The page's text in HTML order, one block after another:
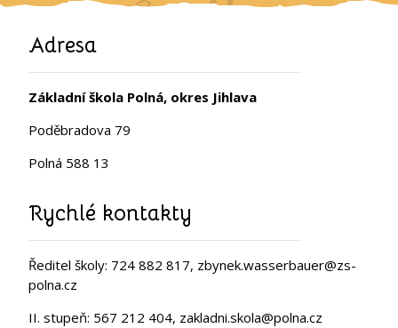
Adresa
Základní škola Polná, okres Jihlava
Poděbradova 79
Polná 588 13
Rychlé kontakty
Ředitel školy: 724 882 817, zbynek.wasserbauer@zs-
polna.cz
II. stupeň: 567 212 404, zakladni.skola@polna.cz